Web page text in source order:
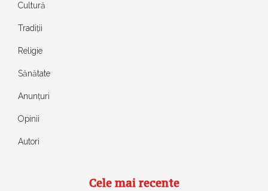
Cultură
Tradiții
Religie
Sănătate
Anunțuri
Opinii
Autori
Cele mai recente